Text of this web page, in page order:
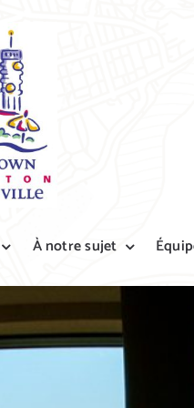
À notre sujet